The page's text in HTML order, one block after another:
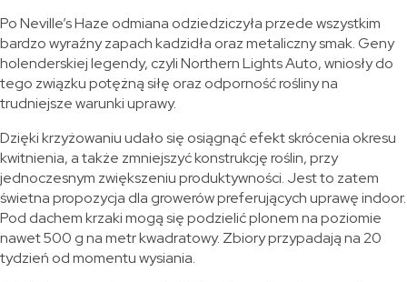
Po Neville’s Haze odmiana odziedziczyła przede wszystkim
bardzo wyraźny zapach kadzidła oraz metaliczny smak. Geny
holenderskiej legendy, czyli Northern Lights Auto, wniosły do
tego związku potężną siłę oraz odporność rośliny na
trudniejsze warunki uprawy.
Dzięki krzyżowaniu udało się osiągnąć efekt skrócenia okresu
kwitnienia, a także zmniejszyć konstrukcję roślin, przy
jednoczesnym zwiększeniu produktywności. Jest to zatem
świetna propozycja dla growerów preferujących uprawę indoor.
Pod dachem krzaki mogą się podzielić plonem na poziomie
nawet 500 g na metr kwadratowy. Zbiory przypadają na 20
tydzień od momentu wysiania.